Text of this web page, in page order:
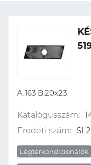
A.163 B.20x23
Katalógusszám:
Eredeti szám:
Légtérkondicionálók